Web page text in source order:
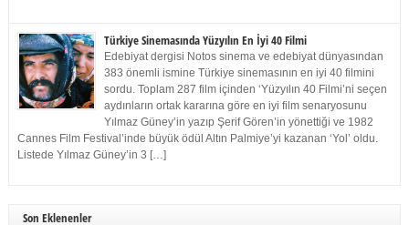
Türkiye Sinemasında Yüzyılın En İyi 40 Filmi
Edebiyat dergisi Notos sinema ve edebiyat dünyasından
383 önemli ismine Türkiye sinemasının en iyi 40 filmini
sordu. Toplam 287 film içinden ‘Yüzyılın 40 Filmi’ni seçen
aydınların ortak kararına göre en iyi film senaryosunu
Yılmaz Güney’in yazıp Şerif Gören’in yönettiği ve 1982
Cannes Film Festival’inde büyük ödül Altın Palmiye’yi kazanan ‘Yol’ oldu.
Listede Yılmaz Güney’in 3 […]
Son Eklenenler